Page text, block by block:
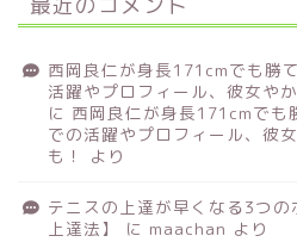
西岡良仁が身長171cmでも勝
活躍やプロフィール、彼女や
に 西岡良仁が身長171cmでも
での活躍やプロフィール、彼
も！
より
テニスの上達が早くなる3つ
上達法】
に maachan より